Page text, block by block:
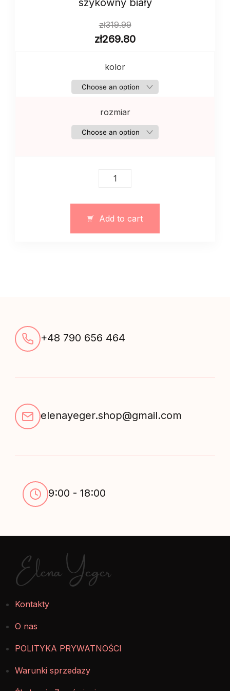
szykowny biały
zł319.99
zł269.80
kolor
rozmiar
Damski
topem
Add to cart
+48 790 656 464
elenayeger.shop@gmail.com
9:00 - 18:00
Elena Yeger
Kontakty
O nas
POLITYKA PRYWATNOŚCI
Warunki sprzedazy